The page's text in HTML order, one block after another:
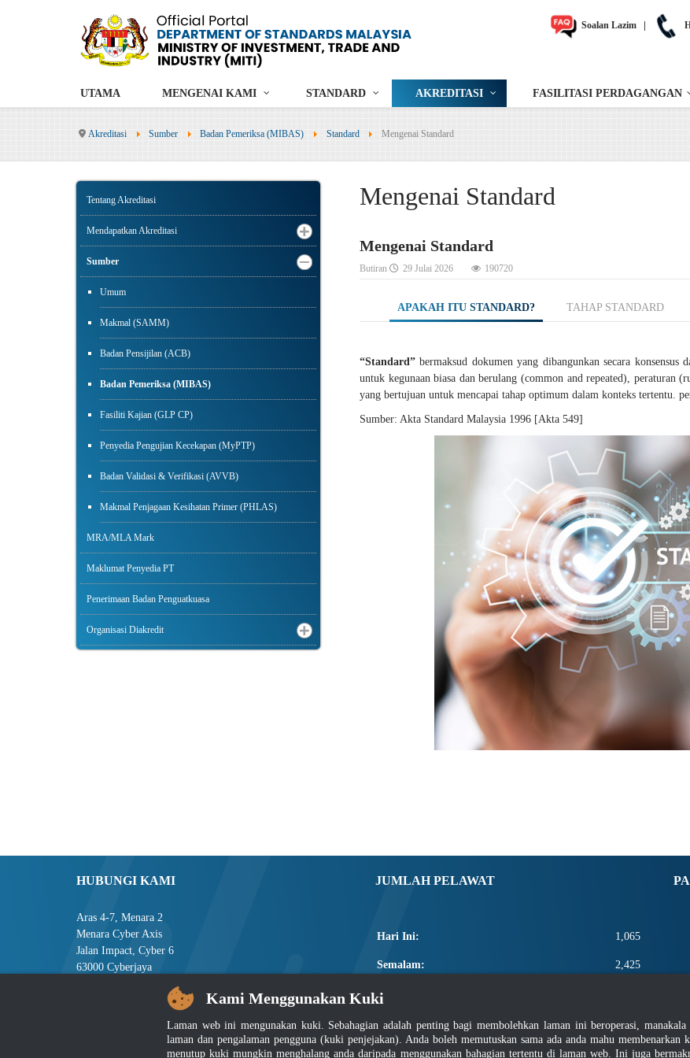
Soalan Lazim
UTAMA MENGENAI KAMI STANDARD AKREDITASI FASILITASI PERDAGANGAN
Akreditasi Sumber Badan Pemeriksa (MIBAS) Standard Mengenai Standard
Tentang Akreditasi
Mendapatkan Akreditasi
Sumber
Umum
Makmal (SAMM)
Badan Pensijilan (ACB)
Badan Pemeriksa (MIBAS)
Fasiliti Kajian (GLP CP)
Penyedia Pengujian Kecekapan (MyPTP)
Badan Validasi & Verifikasi (AVVB)
Makmal Penjagaan Kesihatan Primer (PHLAS)
MRA/MLA Mark
Maklumat Penyedia PT
Penerimaan Badan Penguatkuasa
Organisasi Diakredit
Mengenai Standard
Mengenai Standard
Butiran 29 Julai 2026 190720
APAKAH ITU STANDARD? TAHAP STANDARD
“Standard” bermaksud dokumen yang dibangunkan secara
untuk kegunaan biasa dan berulang (common and repeated), peraturan
yang bertujuan untuk mencapai tahap optimum dalam konteks tertentu.
Sumber: Akta Standard Malaysia 1996 [Akta 549]
HUBUNGI KAMI
Aras 4-7, Menara 2
Menara Cyber Axis
Jalan Impact, Cyber 6
63000 Cyberjaya
Selangor, MALAYSIA
Tel : +603-8008 2900
Faks : +603-8008 2901
E-mel : central[at]jsm[dot]gov[dot]my
JUMLAH PELAWAT
Hari Ini: 1,065
Semalam: 2,425
Minggu Ini:
Bulan Ini: 10,612
Total: 2,658,238
Kami Menggunakan Kuki
Laman web ini mengunakan kuki. Sebahagian adalah penting bagi membolehkan laman ini beroperasi,
laman dan pengalaman pengguna (kuki penjejakan). Anda boleh memutuskan sama ada anda mahu
menutup kuki mungkin menghalang anda daripada menggunakan bahagian tertentu di laman web. Ini juga